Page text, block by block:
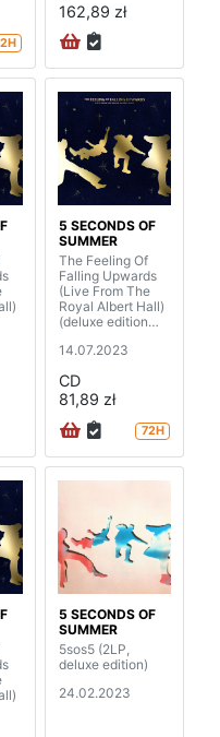
162,89 zł
5 SECONDS OF
SUMMER
The Feeling Of
Falling Upwards
(Live From The
Royal Albert Hall)
(deluxe edition
14.07.2023
CD
81,89 zł
72H
5 SECONDS OF
SUMMER
5sos5 (2LP,
deluxe edition)
24.02.2023